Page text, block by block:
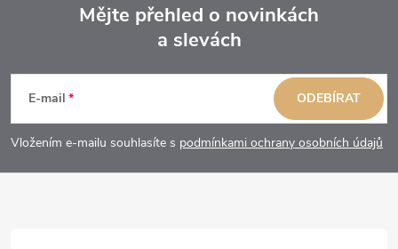
p
a
Mějte přehled o novinkách
a slevách
E-mail
Vložením e-mailu souhlasíte s podmínkami ochrany osobních údajů
ODEBÍRAT